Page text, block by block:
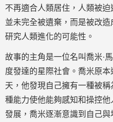
不再適合人類居住，人類被
並未完全被遺棄，而是被改
研究人類進化的可能性。
故事的主角是一位名叫喬米·
度發達的星際社會。喬米原
天，他發現自己擁有一種被
種能力使他能夠感知和操控
發展，喬米逐漸意識到自己